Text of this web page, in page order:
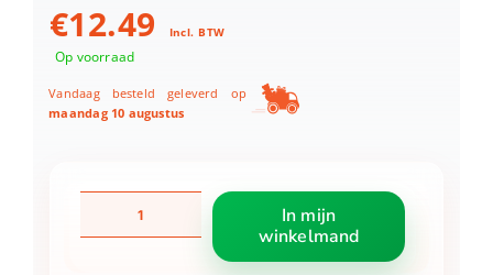
€12.49 Incl. BTW
Op voorraad
Vandaag besteld geleverd op
maandag 10 augustus
13979
In mijn
winkelmand